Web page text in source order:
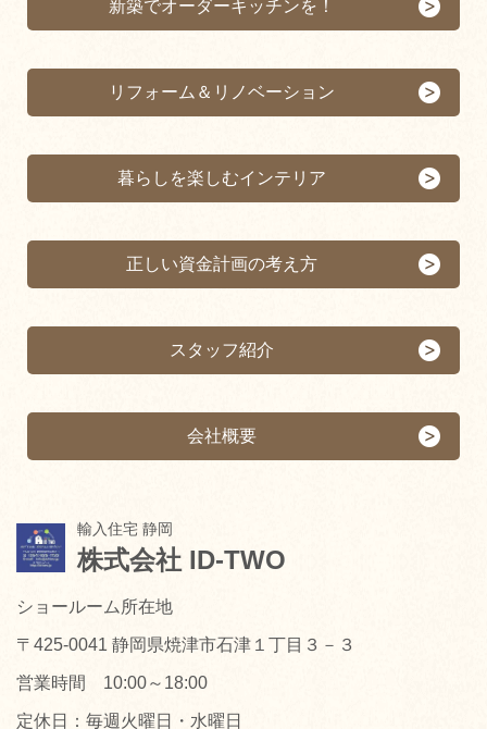
新築でオーダーキッチンを！
リフォーム＆リノベーション
暮らしを楽しむインテリア
正しい資金計画の考え方
スタッフ紹介
会社概要
輸入住宅 静岡
株式会社 ID-TWO
ショールーム所在地
〒425-0041 静岡県焼津市石津１丁目３－３
営業時間 10:00～18:00
定休日：毎週火曜日・水曜日